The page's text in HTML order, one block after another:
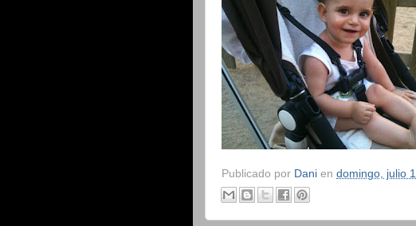
Publicado por Dani en domingo, julio